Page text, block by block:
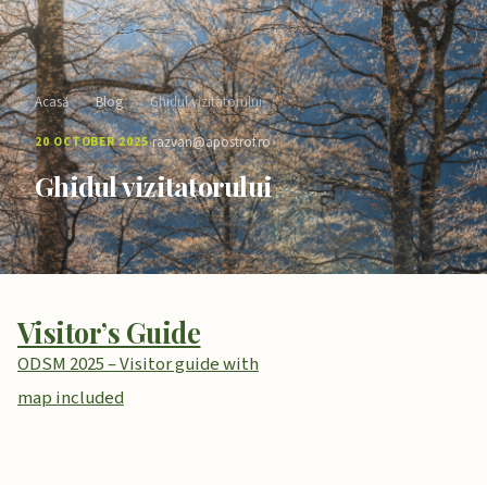
Acasă › Blog › Ghidul vizitatorului
20 OCTOBER 2025·razvan@apostrof.ro
Ghidul vizitatorului
Visitor’s Guide
ODSM2025 – Visitor guide with
map included